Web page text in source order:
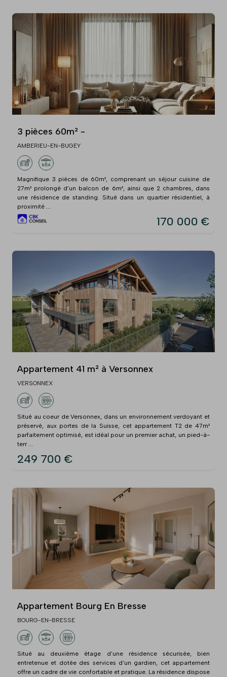
3 pièces 60m² -
AMBERIEU-EN-BUGEY
Magnifique 3 pièces de 60m², comprenant un séjour cuisine de
27m² prolongé d’un balcon de 6m², ainsi que 2 chambres, dans
une résidence de standing. Situé dans un quartier résidentiel, à
proximité ...
170 000 €
Appartement 41 m² à Versonnex
VERSONNEX
Situé au coeur de Versonnex, dans un environnement verdoyant et
préservé, aux portes de la Suisse, cet appartement T2 de 47m²
parfaitement optimisé, est idéal pour un premier achat, un pied-à-
terr ...
249 700 €
Appartement Bourg En Bresse
BOURG-EN-BRESSE
Situé au deuxième étage d'une résidence sécurisée, bien
entretenue et dotée des services d'un gardien, cet appartement
offre un cadre de vie confortable et pratique. La résidence dispose